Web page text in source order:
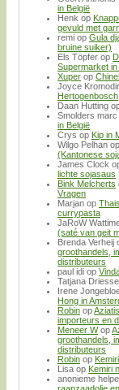
in België
Henk op
gevuld met
remi op Gula
bruine suiker)
Els Töpfer op
Supermarket
Xuper op
Joyce
Hertogenbosch
Daan Hutting
Smolders marc
in België
Crys op Kip in
Wilgo Pelhan op
(Kantonese
James Clock
lichte sojasaus
Bink Melcherts
Vragen
Marjan op
currypasta
JaRoW
(saté van geit
Brenda Verheij
groothandels,
distributeurs
paul idi op
Tatjana
Irene
Hong in
Robin op
importeurs en
Meneer Wop
groothandels,
distributeurs
Robin op
Lisa op Kemiri
anonieme